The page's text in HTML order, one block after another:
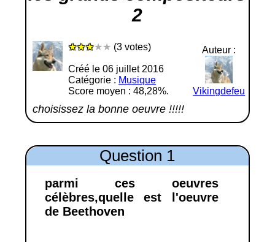
2
★★★★★ (3 votes)
Créé le 06 juillet 2016
Catégorie : Musique
Score moyen : 48,28%.
Auteur :
Vikingdefeu
choisissez la bonne oeuvre !!!!!
Question 1
parmi ces oeuvres
célèbres,quelle est l'oeuvre
de Beethoven